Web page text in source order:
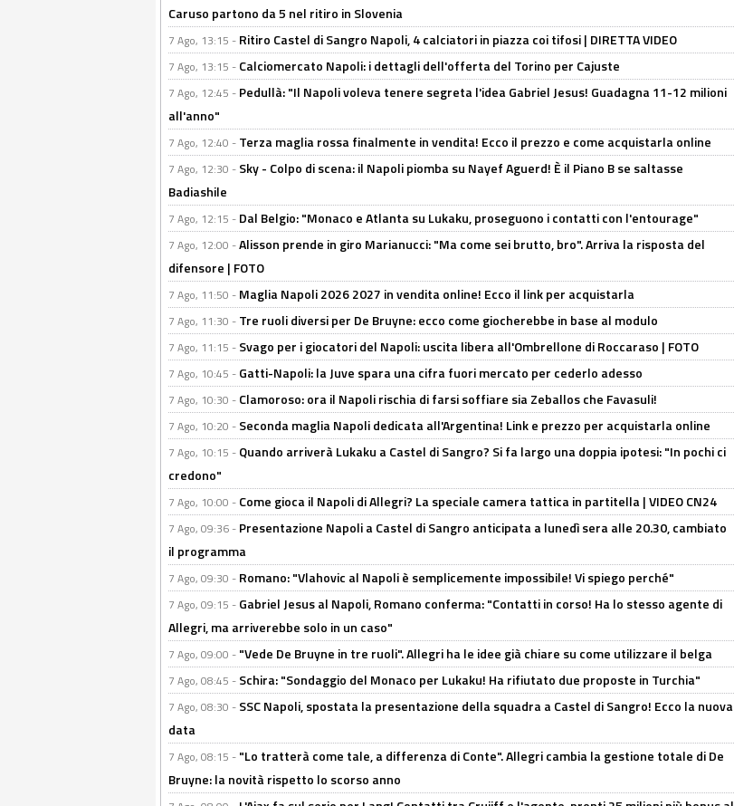
Caruso partono da 5 nel ritiro in Slovenia
7 Ago, 13:15 - Ritiro Castel di Sangro Napoli, 4 calciatori in piazza coi tifosi | DIRETTA VIDEO
7 Ago, 13:15 - Calciomercato Napoli: i dettagli dell'offerta del Torino per Cajuste
7 Ago, 12:45 - Pedullà: "Il Napoli voleva tenere segreta l'idea Gabriel Jesus! Guadagna 11-12 milioni
all'anno"
7 Ago, 12:40 - Terza maglia rossa finalmente in vendita! Ecco il prezzo e come acquistarla online
7 Ago, 12:30 - Sky - Colpo di scena: il Napoli piomba su Nayef Aguerd! È il Piano B se saltasse
Badiashile
7 Ago, 12:15 - Dal Belgio: "Monaco e Atlanta su Lukaku, proseguono i contatti con l'entourage"
7 Ago, 12:00 -Alisson prende in giro Marianucci: "Ma come sei brutto, bro". Arriva la risposta del
difensore | FOTO
7 Ago, 11:50 - Maglia Napoli 2026 2027 in vendita online! Ecco il link per acquistarla
7 Ago, 11:30 - Tre ruoli diversi per De Bruyne: ecco come giocherebbe in base al modulo
7 Ago, 11:15 - Svago per i giocatori del Napoli: uscita libera all'Ombrellone di Roccaraso | FOTO
7 Ago, 10:45 - Gatti-Napoli: la Juve spara una cifra fuori mercato per cederlo adesso
7 Ago, 10:30 - Clamoroso: ora il Napoli rischia di farsi soffiare sia Zeballos che Favasuli!
7 Ago, 10:20 - Seconda maglia Napoli dedicata all'Argentina! Link e prezzo per acquistarla online
7 Ago, 10:15 - Quando arriverà Lukaku a Castel di Sangro? Si fa largo una doppia ipotesi: "In pochi ci
credono"
7 Ago, 10:00 - Come gioca il Napoli di Allegri? La speciale camera tattica in partitella | VIDEO CN24
7 Ago, 09:36 - Presentazione Napoli a Castel di Sangro anticipata a lunedì sera alle 20.30, cambiato
il programma
7 Ago, 09:30 - Romano: "Vlahovic al Napoli è semplicemente impossibile! Vi spiego perché"
7 Ago, 09:15 - Gabriel Jesus al Napoli, Romano conferma: "Contatti in corso! Ha lo stesso agente di
Allegri, ma arriverebbe solo in un caso"
7 Ago, 09:00 - "Vede De Bruyne in tre ruoli". Allegri ha le idee già chiare su come utilizzare il belga
7 Ago, 08:45 - Schira: "Sondaggio del Monaco per Lukaku! Ha rifiutato due proposte in Turchia"
7 Ago, 08:30 - SSC Napoli, spostata la presentazione della squadra a Castel di Sangro! Ecco la nuova
data
7 Ago, 08:15 - "Lo tratterà come tale, a differenza di Conte". Allegri cambia la gestione totale di De
Bruyne: la novità rispetto lo scorso anno